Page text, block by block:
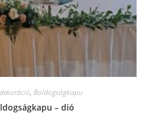
, Boldogságkapu
– dió